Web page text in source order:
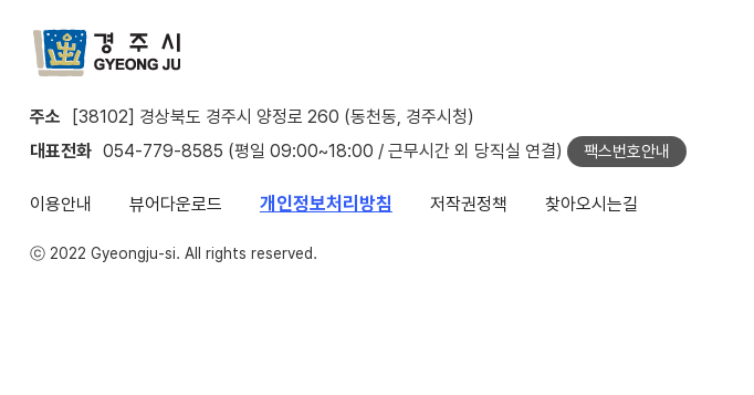
주소
[38102] 경상북도 경주시 양정로 260 (동천동, 경주시청)
대표전화 054-779-8585 (평일 09:00~18:00 / 근무시간 외 당직실 연결) 팩스번호안내
이용안내 뷰어다운로드 개인정보처리방침 저작권정책 찾아오시는길
ⓒ 2022 Gyeongju-si. All rights reserved.